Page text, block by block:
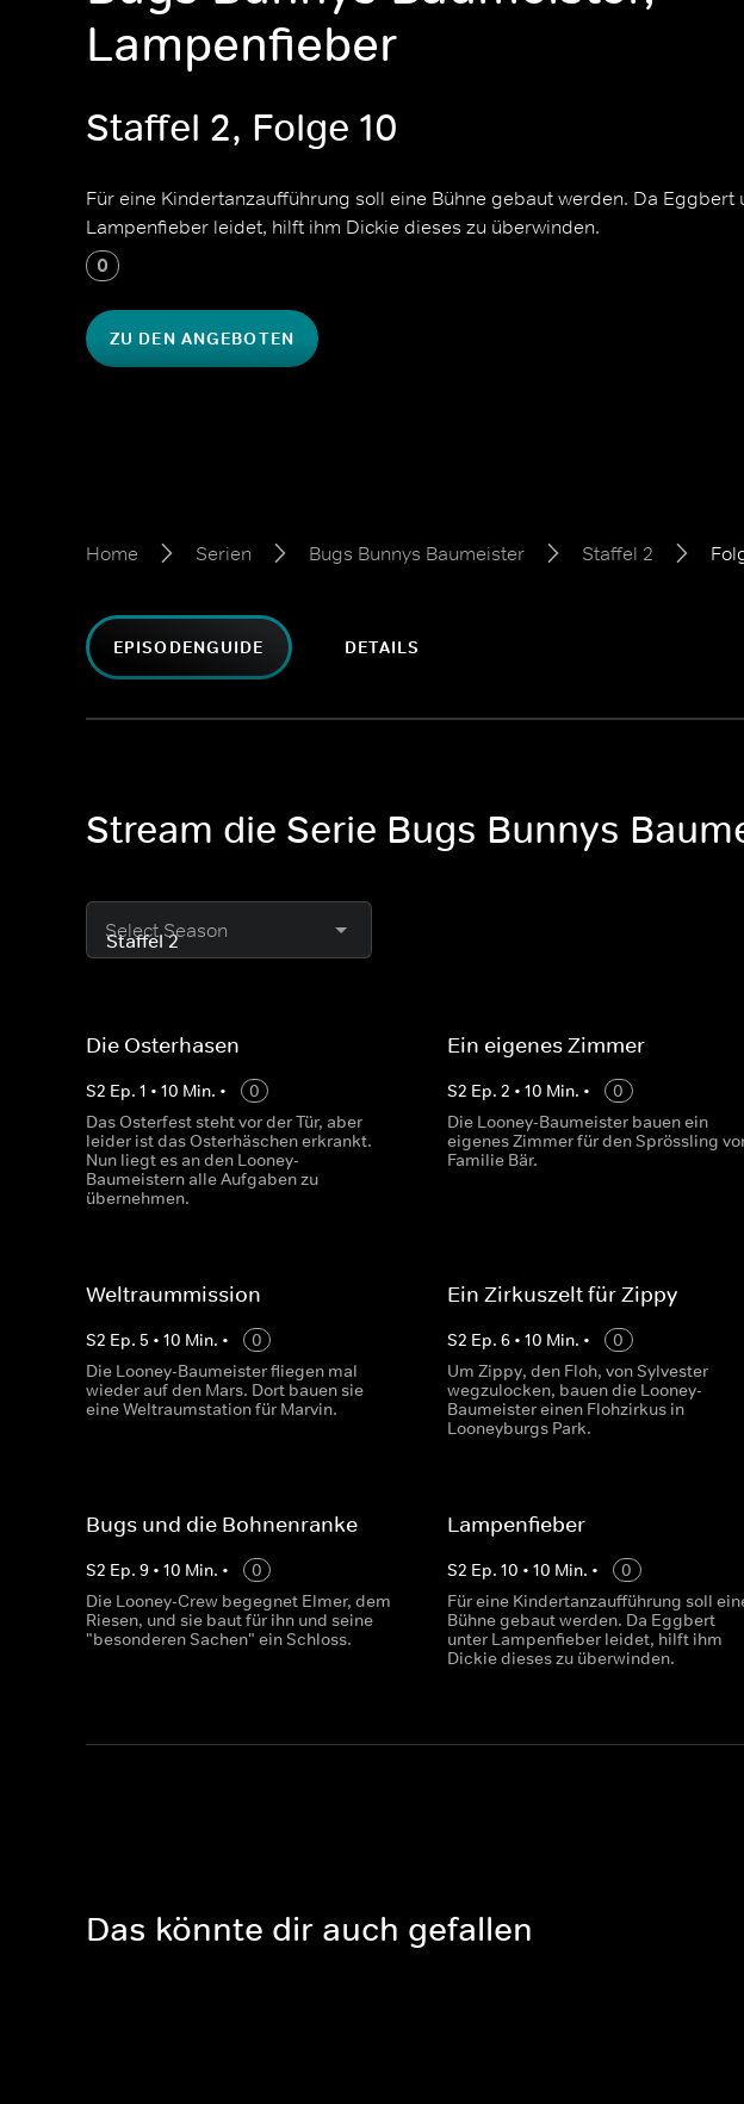
Lampenfieber
Staffel 2, Folge 10
Für eine Kindertanzaufführung soll eine Bühne gebaut werden. Da Eggbert
Lampenfieber leidet, hilft ihm Dickie dieses zu überwinden.
0
ZU DEN ANGEBOTEN
Home Serien Bugs Bunnys Baumeister Staffel 2
EPISODENGUIDE DETAILS
Stream die Serie Bugs Bunnys
Select Season
Die Osterhasen
S2 Ep. 1 • 10 Min. •
0
Das Osterfest steht vor der Tür, aber
leider ist das Osterhäschen erkrankt.
Nun liegt es an den Looney-
Baumeistern alle Aufgaben zu
übernehmen.
Ein eigenes Zimmer
S2 Ep.2 •10 Min. •
0
Die Looney-Baumeister bauen ein
eigenes Zimmer für den Sprössling
Familie Bär.
Weltraummission
S2 Ep. 5 • 10 Min. •
0
Die Looney-Baumeister fliegen mal
wieder auf den Mars. Dort bauen sie
eine Weltraumstation für Marvin.
Ein Zirkuszelt für Zippy
S2 Ep.6 •10 Min. •
0
Um Zippy, den Floh, von Sylvester
wegzulocken, bauen die Looney-
Baumeister einen Flohzirkus in
Looneyburgs Park.
Bugs und die Bohnenranke
S2 Ep. 9 • 10 Min. •
0
Die Looney-Crew begegnet Elmer, dem
Riesen, und sie baut für ihn und seine
"besonderen Sachen" ein Schloss.
Lampenfieber
S2 Ep.10 •10 Min. •
0
Für eine Kindertanzaufführung soll
Bühne gebaut werden. Da Eggbert
unter Lampenfieber leidet, hilft ihm
Dickie dieses zu überwinden.
Das könnte dir auch gefallen